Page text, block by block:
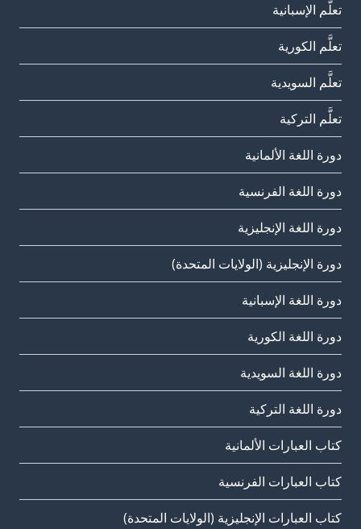
تعلَّم الإسبانية
تعلَّم الكورية
تعلَّم السويدية
تعلَّم التركية
دورة اللغة الألمانية
دورة اللغة الفرنسية
دورة اللغة الإنجليزية
دورة الإنجليزية (الولايات المتحدة)
دورة اللغة الإسبانية
دورة اللغة الكورية
دورة اللغة السويدية
دورة اللغة التركية
كتاب العبارات الألمانية
كتاب العبارات الفرنسية
كتاب العبارات الإنجليزية (الولايات المتحدة)